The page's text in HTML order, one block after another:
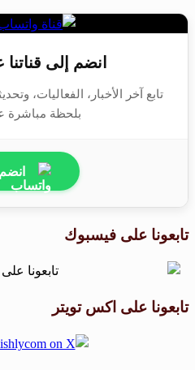
انضم إلى
تابع آخر الأخبار، الفعاليات،
بلحظة مباشرة
تابعونا على فيسبوك
تابعونا على اكس تويتر